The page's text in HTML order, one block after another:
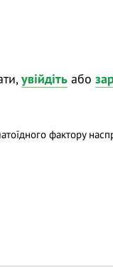
— із
крові для
пацієнтів.
у
увійдіть або
фактору